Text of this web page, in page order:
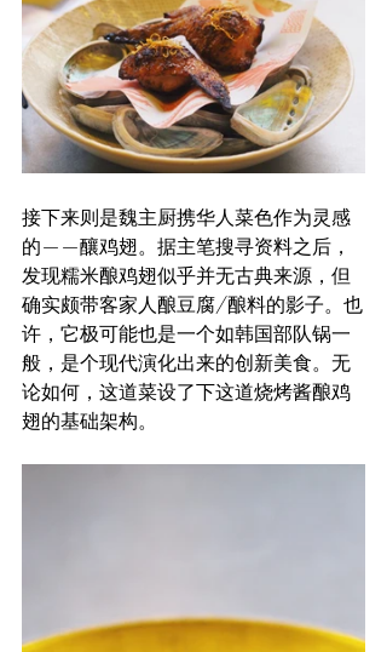
接下来则是魏主厨携华人菜色作为灵感
的——釀鸡翅。据主笔搜寻资料之后，
发现糯米酿鸡翅似乎并无古典来源，但
确实颇带客家人酿豆腐/酿料的影子。也
许，它极可能也是一个如韩国部队锅一
般，是个现代演化出来的创新美食。无
论如何，这道菜设了下这道烧烤酱酿鸡
翅的基础架构。